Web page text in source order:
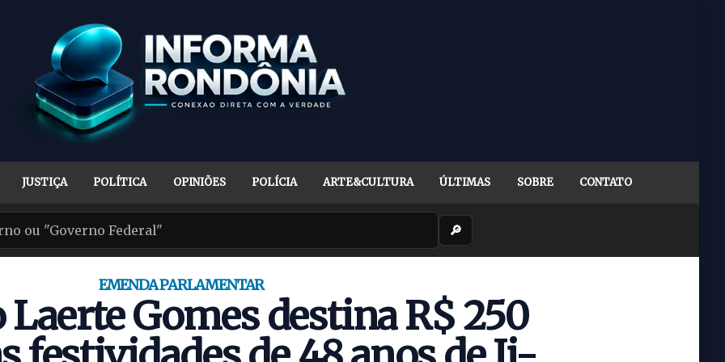
JUSTIÇA POLÍTICA OPINIÕES POLÍCIA ARTE&CULTURA ÚLTIMAS SOBRE CONTATO
🔎
EMENDA PARLAMENTAR
Gomes destina R$ 250